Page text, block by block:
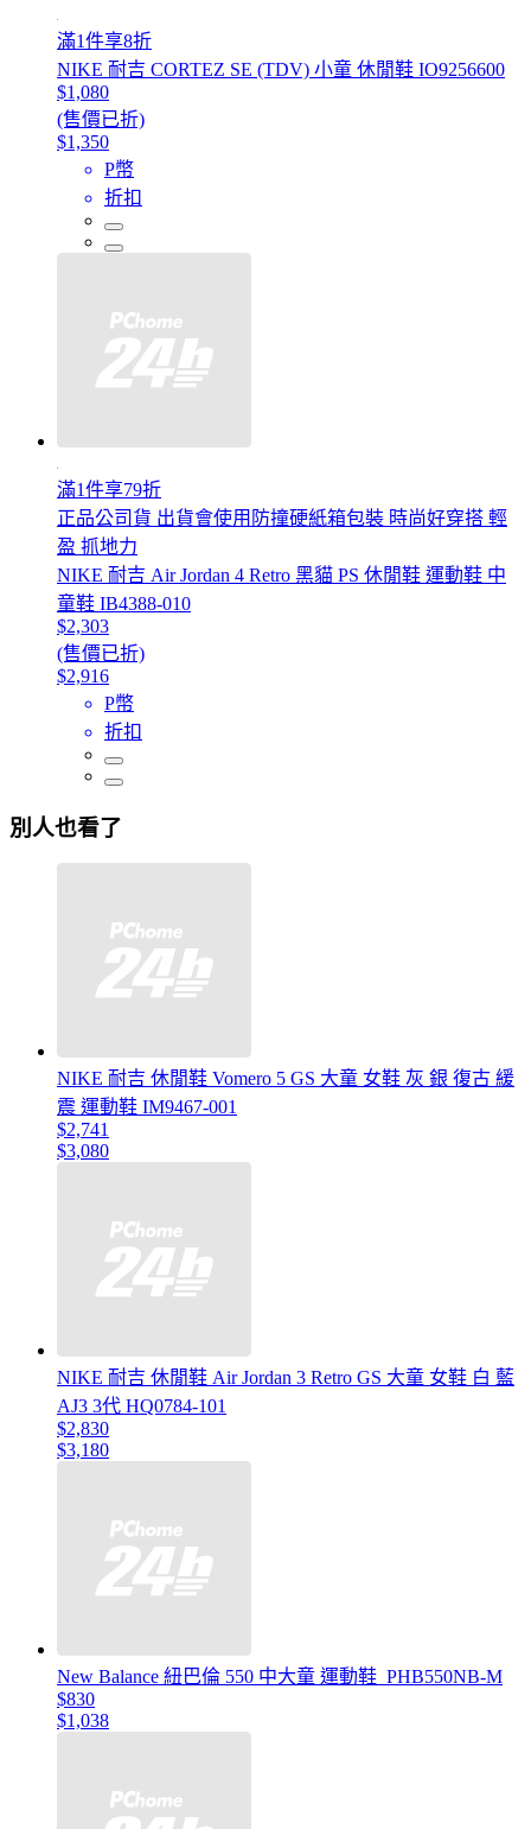
滿1件享8折
NIKE 耐吉 CORTEZ SE (TDV) 小童 休閒鞋 IO9256600
$1,080
(售價已折)
$1,350
P幣
折扣
滿1件享79折
正品公司貨 出貨會使用防撞硬紙箱包裝 時尚好穿搭 輕
盈 抓地力
NIKE 耐吉 Air Jordan 4 Retro 黑貓 PS 休閒鞋 運動鞋 中
童鞋 IB4388-010
$2,303
(售價已折)
$2,916
P幣
折扣
別人也看了
NIKE 耐吉 休閒鞋 Vomero 5 GS 大童 女鞋 灰 銀 復古 緩
震 運動鞋 IM9467-001
$2,741
$3,080
NIKE 耐吉 休閒鞋 Air Jordan 3 Retro GS 大童 女鞋 白 藍
AJ3 3代 HQ0784-101
$2,830
$3,180
New Balance 紐巴倫 550 中大童 運動鞋_PHB550NB-M
$830
$1,038